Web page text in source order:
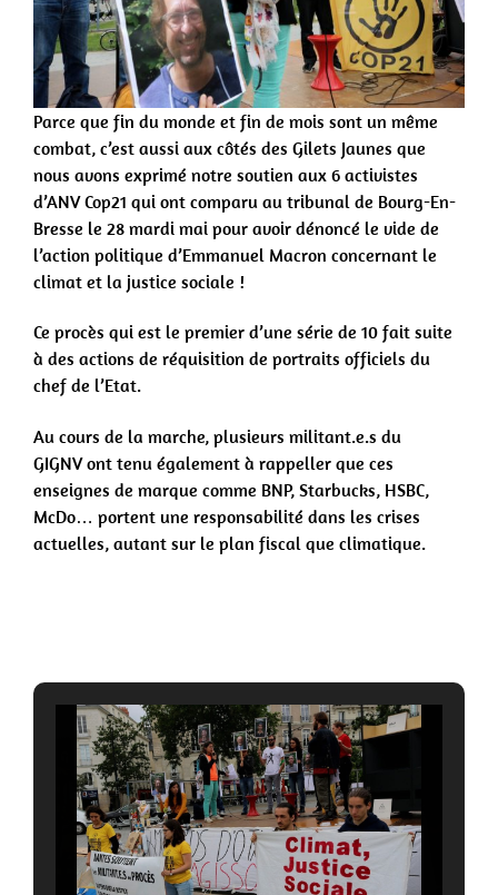
Parce que fin du monde et fin de mois sont un même
combat, c’est aussi aux côtés des Gilets Jaunes que
nous avons exprimé notre soutien aux 6 activistes
d’ANV Cop21 qui ont comparu au tribunal de Bourg-En-
Bresse le 28 mardi mai pour avoir dénoncé le vide de
l’action politique d’Emmanuel Macron concernant le
climat et la justice sociale !
Ce procès qui est le premier d’une série de 10 fait suite
à des actions de réquisition de portraits officiels du
chef de l’Etat.
Au cours de la marche, plusieurs militant.e.s du
GIGNVont tenu également à rappeller que ces
enseignes de marque comme BNP, Starbucks, HSBC,
McDo… portent une responsabilité dans les crises
actuelles, autant sur le plan fiscal que climatique.